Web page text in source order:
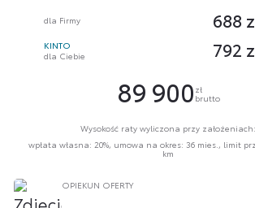
OPIEKUN OFERTY
dla Firmy 688
KINTO
dla Ciebie
792
89 900 zł
brutto
Wysokość raty wyliczona przy założeniach:
wpłata własna: 20%, umowa na okres: 36 mies., limit
km